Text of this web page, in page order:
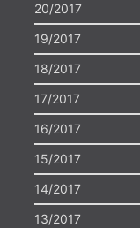
20/2017
19/2017
18/2017
17/2017
16/2017
15/2017
14/2017
13/2017